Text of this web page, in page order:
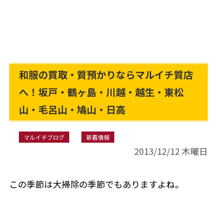
和服の買取・質預かりならマルイチ質店
へ！坂戸・鶴ヶ島・川越・越生・東松
山・毛呂山・鳩山・日高
マルイチブログ 新着情報
2013/12/12 木曜日
この季節は大掃除の季節でもありますよね。